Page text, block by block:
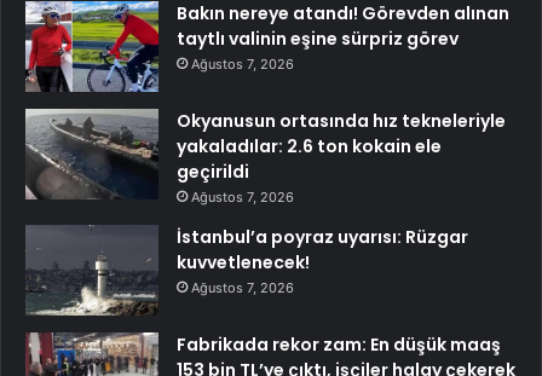
Bakın nereye atandı! Görevden alınan
taytlı valinin eşine sürpriz görev
Ağustos 7, 2026
Okyanusun ortasında hız tekneleriyle
yakaladılar: 2.6 ton kokain ele
geçirildi
Ağustos 7, 2026
İstanbul’a poyraz uyarısı: Rüzgar
kuvvetlenecek!
Ağustos 7, 2026
Fabrikada rekor zam: En düşük maaş
153 bin TL’ye çıktı, işçiler halay çekerek